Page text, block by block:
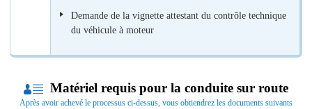
Demande de la vignette attestant du contrôle technique
du véhicule à moteur
Matériel requis pour la conduite sur route
Après avoir achevé le processus ci-dessus, vous obtiendrez les documents suivants